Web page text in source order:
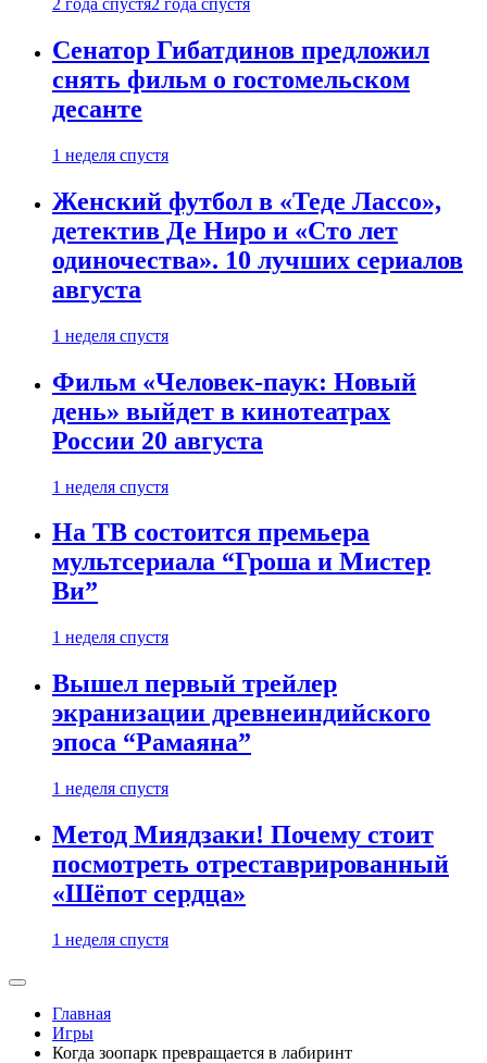
2 года спустя2 года спустя
Сенатор Гибатдинов предложил
снять фильм о гостомельском
десанте
1 неделя спустя
Женский футбол в «Теде Лассо»,
детектив Де Ниро и «Сто лет
одиночества». 10 лучших сериалов
августа
1 неделя спустя
Фильм «Человек-паук: Новый
день» выйдет в кинотеатрах
России 20 августа
1 неделя спустя
На ТВ состоится премьера
мультсериала “Гроша и Мистер
Ви”
1 неделя спустя
Вышел первый трейлер
экранизации древнеиндийского
эпоса “Рамаяна”
1 неделя спустя
Метод Миядзаки! Почему стоит
посмотреть отреставрированный
«Шёпот сердца»
1 неделя спустя
Главная
Игры
Когда зоопарк превращается в лабиринт